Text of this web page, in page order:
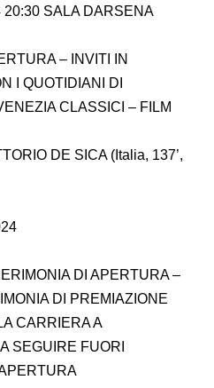
20:30 SALA DARSENA
– INVITI IN
I QUOTIDIANI DI
CLASSICI – FILM
DE SICA (Italia, 137’,
DI APERTURA –
DI PREMIAZIONE
CARRIERA A
SEGUIRE FUORI